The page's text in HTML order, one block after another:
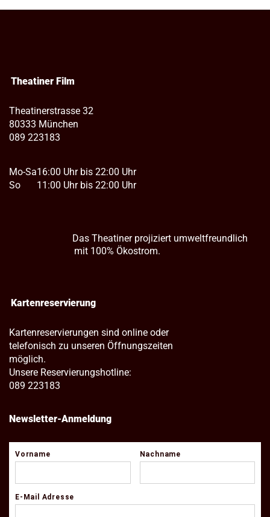
Theatiner Film
Theatinerstrasse 32
80333 München
089 223183
Mo-Sa
So
16:00 Uhr bis 22:00 Uhr
11:00 Uhr bis 22:00 Uhr
Das Theatiner projiziert umweltfreundlich
mit 100% Ökostrom.
Kartenreservierung
Kartenreservierungen sind online oder
telefonisch zu unseren Öffnungszeiten
möglich.
Unsere Reservierungshotline:
089 223183
Newsletter-Anmeldung